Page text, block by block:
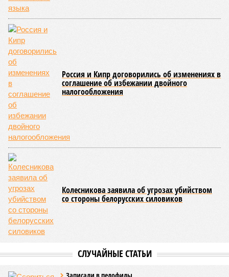
Россия и Кипр договорились об изменениях в
соглашение об избежании двойного
налогообложения
Колесникова заявила об угрозах убийством
со стороны белорусских силовиков
СЛУЧАЙНЫЕ СТАТЬИ